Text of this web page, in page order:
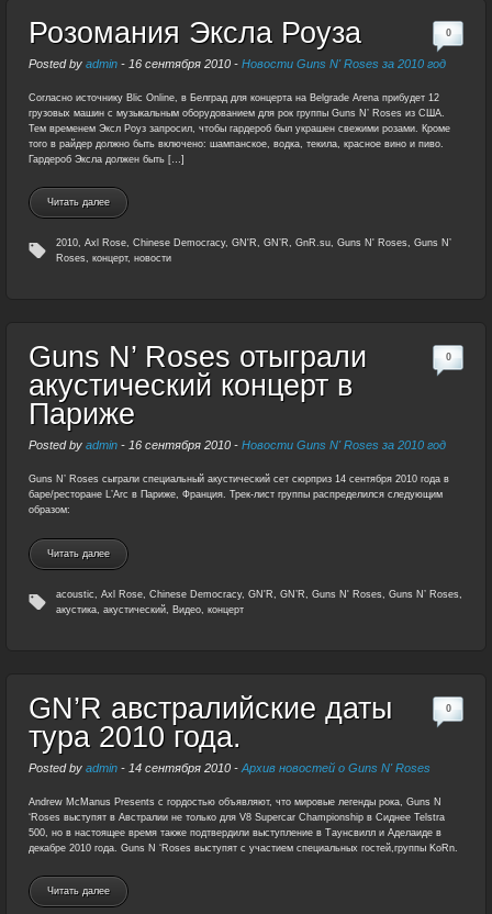
Розомания Эксла Роуза
Posted by admin - 16 сентября 2010 - Новости Guns N' Roses за 2010 год
0
Согласно источнику Blic Online, в Белград для концерта на Belgrade Arena прибудет 12
грузовых машин с музыкальным оборудованием для рок группы Guns N’ Roses из США.
Тем временем Эксл Роуз запросил, чтобы гардероб был украшен свежими розами. Кроме
того в райдер должно быть включено: шампанское, водка, текила, красное вино и пиво.
Гардероб Эксла должен быть […]
Читать далее
2010, Axl Rose, Chinese Democracy, GN'R, GN’R, GnR.su, Guns N' Roses, Guns N’
Roses, концерт, новости
Guns N’ Roses отыграли
акустический концерт в
Париже
Posted by admin - 16 сентября 2010 - Новости Guns N' Roses за 2010 год
0
Guns N’ Roses сыграли специальный акустический сет сюрприз 14 сентября 2010 года в
баре/ресторане L’Arc в Париже, Франция. Трек-лист группы распределился следующим
образом:
Читать далее
acoustic Axl Rose Chinese Democracy, GN'R GN’R Guns N' Roses Guns N’ Roses
акустика акустический Видео концерт
GN’R австралийские даты
тура 2010 года.
Posted by admin - 14 сентября 2010 - Архив новостей о Guns N' Roses
0
Andrew McManus Presents с гордостью объявляют, что мировые легенды рока, Guns N
‘Roses выступят в Австралии не только для V8 Supercar Championship в Сиднее Telstra
500, но в настоящее время также подтвердили выступление в Таунсвилл и Аделаиде в
декабре 2010 года. Guns N ‘Roses выступят с участием специальных гостей,группы KoRn.
Читать далее